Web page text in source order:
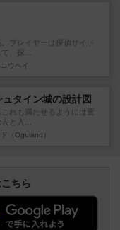
プレイヤーは探偵サイド
、探...
ウヘイ
タイン城の設計図
れも満たせるようには置
と入...
（Oguland）
ちら